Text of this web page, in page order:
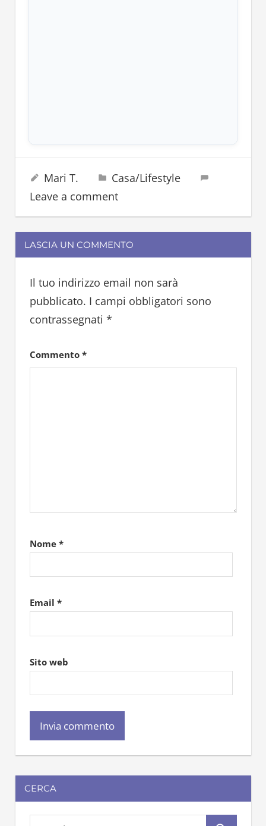
integratori
14 Marzo 2026
Mari T.
Casa/Lifestyle
Leave a comment
LASCIA UN COMMENTO
Il tuo indirizzo email non sarà
pubblicato. I campi obbligatori sono
contrassegnati *
Commento *
Nome *
Email *
Sito web
CERCA